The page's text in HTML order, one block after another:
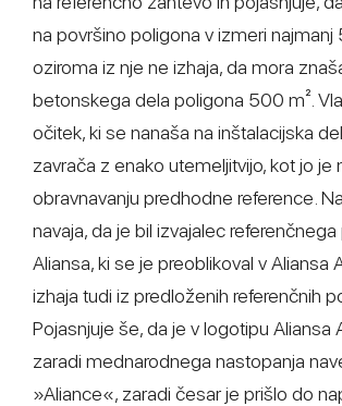
na površino poligona v izmeri najmanj
oziroma iz nje ne izhaja, da mora
betonskega dela poligona 500 m².
očitek, ki se nanaša na inštalacijska
zavrača z enako utemeljitvijo, kot jo je
obravnavanju predhodne reference.
navaja, da je bil izvajalec
Aliansa, ki se je preoblikoval v Aliansa
izhaja tudi iz predloženih referenčnih
Pojasnjuje še, da je v logotipu Aliansa
zaradi mednarodnega nastopanja
»Aliance«, zaradi česar je prišlo do